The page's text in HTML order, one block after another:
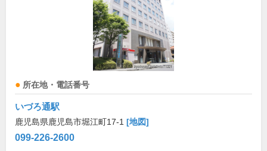
所在地・電話番号
いづろ通駅
鹿児島県鹿児島市堀江町17-1 [地図]
099-226-2600